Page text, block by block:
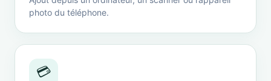
photo du téléphone.
💳